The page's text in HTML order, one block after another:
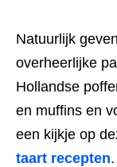
Natuurlijk
overheerlijke
Hollandse
en muffins en
een kijkje op
taart recepten.